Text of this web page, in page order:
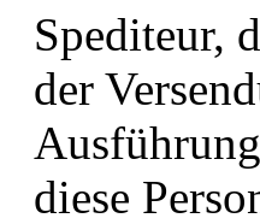
Spediteur,
der
diese